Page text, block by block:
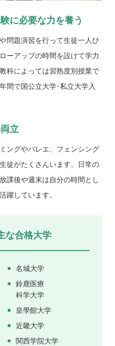
に必要な力を養う
問題演習を行って生徒一人ひ
ーアップの時間を設けて学力
科によっては習熟度別授業で
間で国公立大学･私立大学入
立
ングやバレエ、フェンシング
徒がたくさんいます。日常の
課後や週末は自分の時間とし
躍しています。
な合格大学
名城大学
鈴鹿医療
科学大学
皇學館大学
近畿大学
関西学院大学